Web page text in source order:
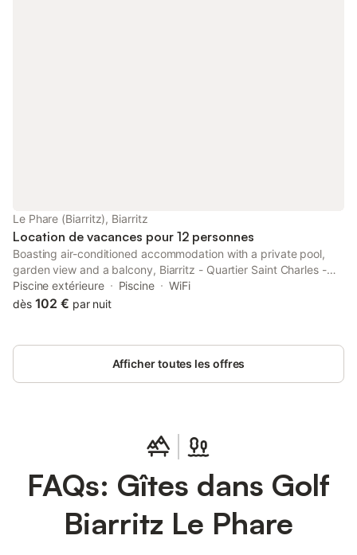
Le Phare (Biarritz), Biarritz
Location de vacances pour 12 personnes
Boasting air-conditioned accommodation with a private pool,
garden view and a balcony, Biarritz - Quartier Saint Charles -
Golf - Piscine is situated in Biarritz.
Piscine extérieure Piscine
WiFi
dès 102 € par nuit
Afficher toutes les offres
FAQs: Gîtes dans Golf
Biarritz Le Phare